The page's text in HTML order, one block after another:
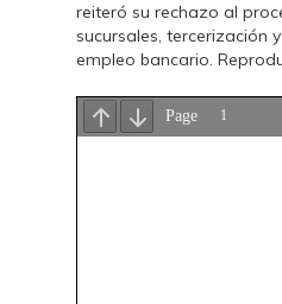
reiteró su rechazo al
sucursales, tercerización
empleo bancario.